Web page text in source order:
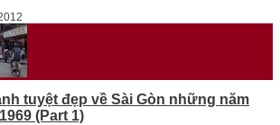
tuyệt đẹp về Sài Gòn những năm
(Part 1)